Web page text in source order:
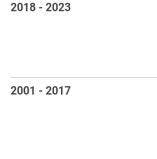
2018 - 2023
2001 - 2017